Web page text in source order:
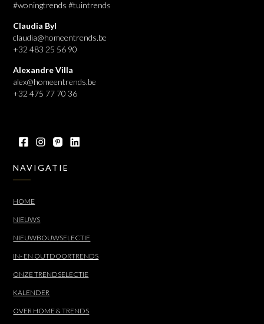
#woningtrends #tuintrends
Claudia Byl
claudia@homeentrends.be
+32 483 25 56 90
Alexandre Villa
alex@homeentrends.be
+32 475 77 70 36
NAVIGATIE
HOME
NIEUWS
NIEUWBOUWSELECTIE
IN- EN OUTDOORTRENDS
ONZE TRENDSELECTIE
KALENDER
OVER HOME & TRENDS